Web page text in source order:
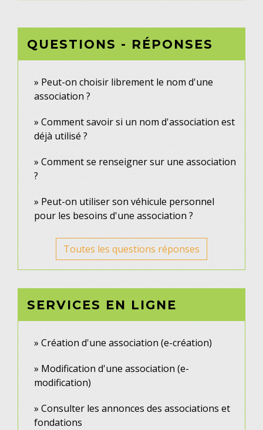
QUESTIONS - RÉPONSES
Peut-on choisir librement le nom d'une
association ?
Comment savoir si un nom d'association est
déjà utilisé ?
Comment se renseigner sur une association
?
Peut-on utiliser son véhicule personnel
pour les besoins d'une association ?
Toutes les questions réponses
SERVICES EN LIGNE
Création d'une association (e-création)
Modification d'une association (e-
modification)
Consulter les annonces des associations et
fondations